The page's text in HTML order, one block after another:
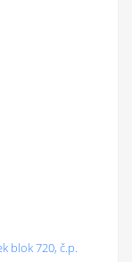
blok 720, č.p.